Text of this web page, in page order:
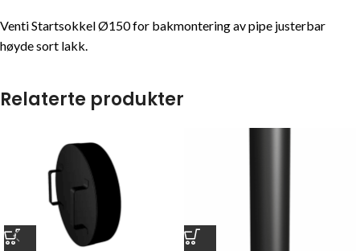
Venti Startsokkel Ø150 for bakmontering av pipe justerbar
høyde sort lakk.
Relaterte produkter